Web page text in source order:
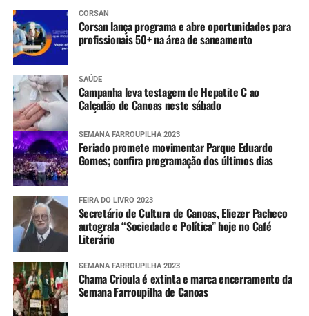
CORSAN
Corsan lança programa e abre oportunidades para
profissionais 50+ na área de saneamento
SAÚDE
Campanha leva testagem de Hepatite C ao
Calçadão de Canoas neste sábado
SEMANA FARROUPILHA 2023
Feriado promete movimentar Parque Eduardo
Gomes; confira programação dos últimos dias
FEIRA DO LIVRO 2023
Secretário de Cultura de Canoas, Eliezer Pacheco
autografa “Sociedade e Política” hoje no Café
Literário
SEMANA FARROUPILHA 2023
Chama Crioula é extinta e marca encerramento da
Semana Farroupilha de Canoas